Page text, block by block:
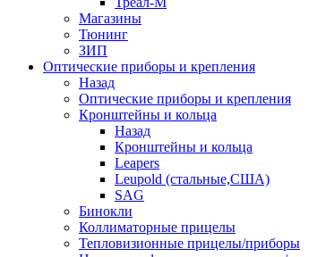
Магазины
Тюнинг
ЗИП
Оптические приборы и крепления
Назад
Оптические приборы и крепления
Кронштейны и кольца
Назад
Кронштейны и кольца
Leapers
Leupold (стальные,США)
SAG
Бинокли
Коллиматорные прицелы
Тепловизионные прицелы/приборы